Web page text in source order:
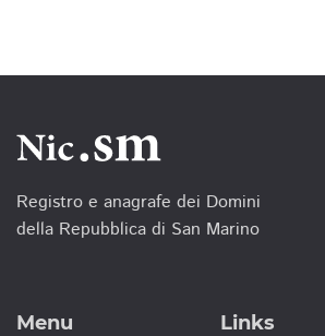
Registro e anagrafe dei Domini
della Repubblica di San Marino
Menu Links